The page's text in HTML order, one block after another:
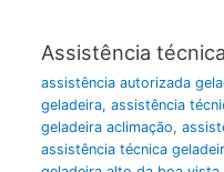
Assistência
assistência autorizada
geladeira, assistência
geladeira aclimação,
assistência técnica